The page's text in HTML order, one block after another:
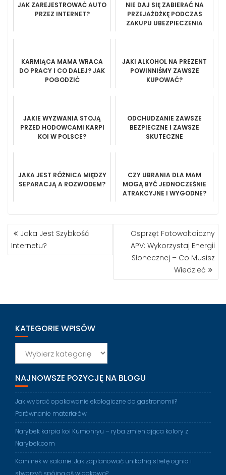
JAK ZAREJESTROWAĆ AUTO
PRZEZ INTERNET?
NIE DAJ SIĘ ZABIERAĆ NA
PRZEJAŻDŻKĘ PODCZAS
ZAKUPU UBEZPIECZENIA
KARMIĄCA MAMA WRACA
DO PRACY I CO DALEJ? JAK
POGODZIĆ
JAKI ALKOHOL NA PREZENT
POWINNIŚMY ZAWSZE
KUPOWAĆ?
JAKIE WYZWANIA STOJĄ
PRZED HODOWCAMI KARPI
KOI W POLSCE?
ODCHUDZANIE ZAWSZE
BEZPIECZNE I ZAWSZE
SKUTECZNE
JAKA JEST RÓŻNICA MIĘDZY
SEPARACJĄ A ROZWODEM?
CZY UBRANIA DLA MAM
MOGĄ BYĆ JEDNOCZEŚNIE
ATRAKCYJNE I WYGODNE?
NAWIGACJA
WPISU
Jaka Jest Szybkość
Internetu?
Osprzęt Fotowoltaiczny
APV: Wykorzystaj Energii
Słonecznej – Co Musisz
Wiedzieć
KATEGORIE WPISÓW
wpisów
NAJNOWSZE POZYCJĘ NA BLOGU
Jak wybrać opakowanie ekologiczne do gastronomii?
Porównanie materiałów
Narybek karpia koi Kumonryu – ryba zmieniająca kolory z
Narybek.com
Kominek w salonie: Jak zaplanować unikalną strefę ognia i